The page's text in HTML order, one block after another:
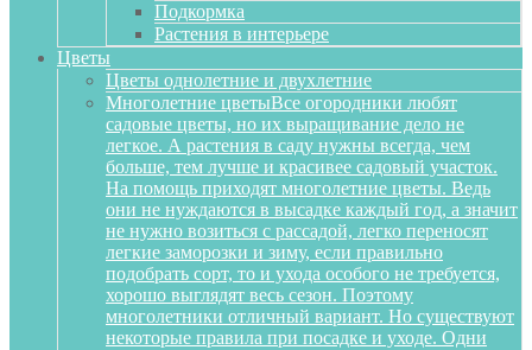
Подкормка
Растения в интерьере
Цветы
Цветы однолетние и двухлетние
Многолетние цветыВсе огородники любят
садовые цветы, но их выращивание дело не
легкое. А растения в саду нужны всегда, чем
больше, тем лучше и красивее садовый участок.
На помощь приходят многолетние цветы. Ведь
они не нуждаются в высадке каждый год, а значит
не нужно возиться с рассадой, легко переносят
легкие заморозки и зиму, если правильно
подобрать сорт, то и ухода особого не требуется,
хорошо выглядят весь сезон. Поэтому
многолетники отличный вариант. Но существуют
некоторые правила при посадке и уходе. Одни